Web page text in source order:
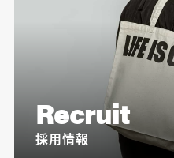
Recruit
採用情報